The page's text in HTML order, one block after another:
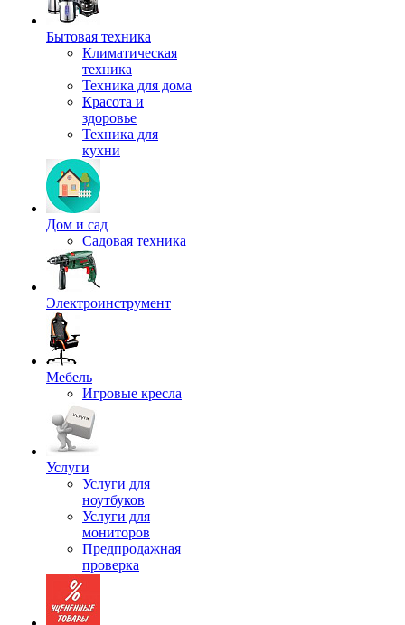
Бытовая техника
Климатическая
техника
Техника для дома
Красота и
здоровье
Техника для
кухни
Дом и сад
Садовая техника
Электроинструмент
Мебель
Игровые кресла
Услуги
Услуги для
ноутбуков
Услуги для
мониторов
Предпродажная
проверка